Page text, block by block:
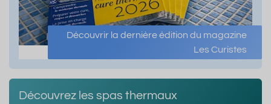
Découvrir la dernière édition du magazine
Les Curistes
Découvrez les spas thermaux